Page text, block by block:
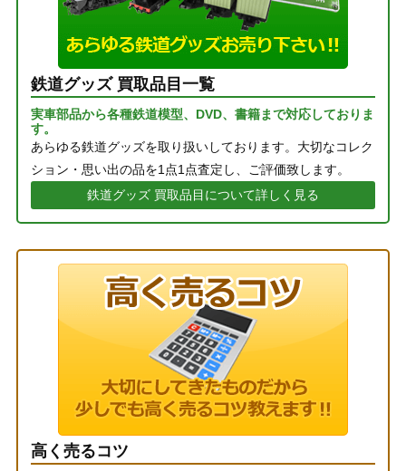
鉄道グッズ 買取品目一覧
実車部品から各種鉄道模型、DVD、書籍まで対応しておりま
す。
あらゆる鉄道グッズを取り扱いしております。大切なコレク
ション・思い出の品を1点1点査定し、ご評価致します。
鉄道グッズ 買取品目について詳しく見る
高く売るコツ